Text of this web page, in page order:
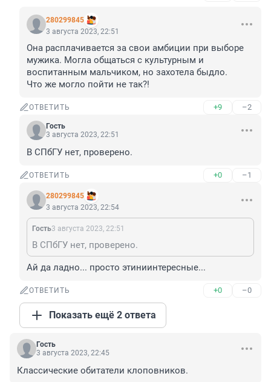
280299845
3 августа 2023, 22:51
Она расплачивается за свои амбиции при выборе
мужика. Могла общаться с культурным и
воспитанным мальчиком, но захотела быдло.
Что же могло пойти не так?!
ОТВЕТИТЬ +9 –2
Гость
3 августа 2023, 22:51
В СПбГУ нет, проверено.
ОТВЕТИТЬ +0 –1
280299845
3 августа 2023, 22:54
Гость3 августа 2023, 22:51
В СПбГУ нет, проверено.
Ай да ладно... просто этиниинтересные...
ОТВЕТИТЬ +0 –0
Показать ещё 2 ответа
Гость
3 августа 2023, 22:45
Классические обитатели клоповников.